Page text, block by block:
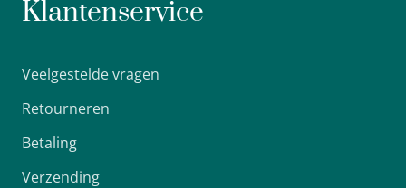
Klantenservice
Veelgestelde vragen
Retourneren
Betaling
Verzending